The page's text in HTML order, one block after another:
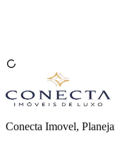
Conecta Imovel,